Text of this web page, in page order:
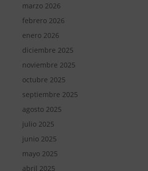
marzo 2026
febrero 2026
enero 2026
diciembre 2025
noviembre 2025
octubre 2025
septiembre 2025
agosto 2025
julio 2025
junio 2025
mayo 2025
abril 2025